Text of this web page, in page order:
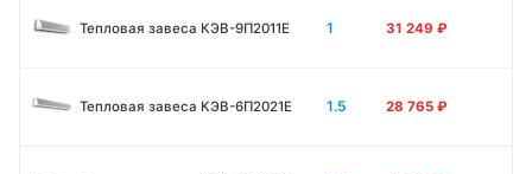
Тепловая завеса КЭВ-9П2011E 1 31 249 ₽
Тепловая завеса КЭВ-6П2021E 1.5 28 765 ₽